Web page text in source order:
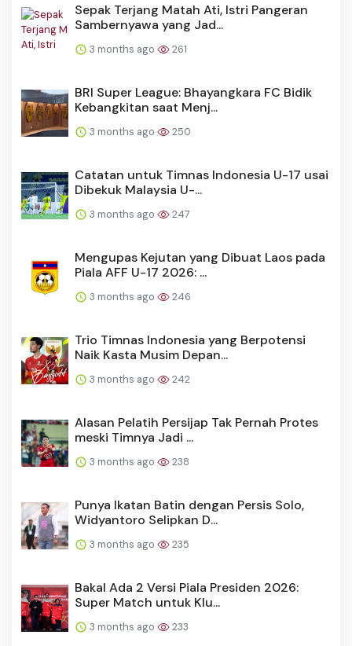
Sepak Terjang Matah Ati, Istri Pangeran
Sambernyawa yang Jad...
3 months ago 261
BRI Super League: Bhayangkara FC Bidik
Kebangkitan saat Menj...
3 months ago 250
Catatan untuk Timnas Indonesia U-17 usai
Dibekuk Malaysia U-...
3 months ago 247
Mengupas Kejutan yang Dibuat Laos pada
Piala AFF U-17 2026: ...
3 months ago 246
Trio Timnas Indonesia yang Berpotensi
Naik Kasta Musim Depan...
3 months ago 242
Alasan Pelatih Persijap Tak Pernah Protes
meski Timnya Jadi ...
3 months ago 238
Punya Ikatan Batin dengan Persis Solo,
Widyantoro Selipkan D...
3 months ago 235
Bakal Ada 2 Versi Piala Presiden 2026:
Super Match untuk Klu...
3 months ago 233